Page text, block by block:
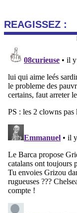
REAGISSEZ :